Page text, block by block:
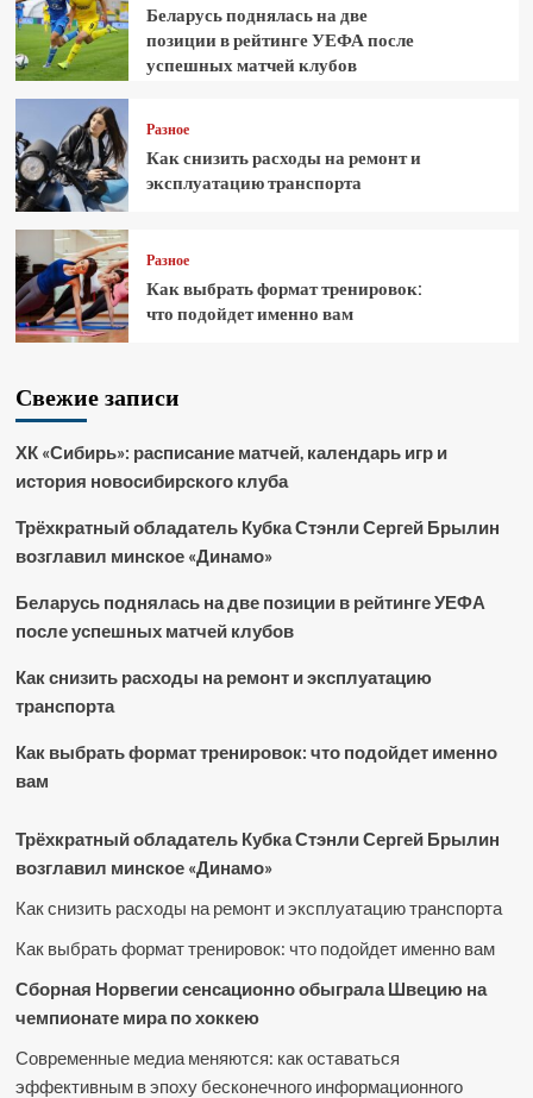
Беларусь поднялась на две
позиции в рейтинге УЕФА после
успешных матчей клубов
Разное
Как снизить расходы на ремонт и
эксплуатацию транспорта
Разное
Как выбрать формат тренировок:
что подойдет именно вам
Свежие записи
ХК «Сибирь»: расписание матчей, календарь игр и
история новосибирского клуба
Трёхкратный обладатель Кубка Стэнли Сергей Брылин
возглавил минское «Динамо»
Беларусь поднялась на две позиции в рейтинге УЕФА
после успешных матчей клубов
Как снизить расходы на ремонт и эксплуатацию
транспорта
Как выбрать формат тренировок: что подойдет именно
вам
Трёхкратный обладатель Кубка Стэнли Сергей Брылин
возглавил минское «Динамо»
Как снизить расходы на ремонт и эксплуатацию транспорта
Как выбрать формат тренировок: что подойдет именно вам
Сборная Норвегии сенсационно обыграла Швецию на
чемпионате мира по хоккею
Современные медиа меняются: как оставаться
эффективным в эпоху бесконечного информационного